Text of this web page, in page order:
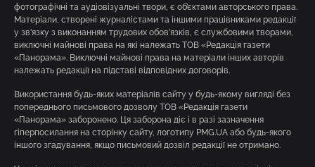
фотографічні та аудіовізуальні твори, є об’єктами авторського права.
Матеріали, створені журналістами та іншими працівниками редакції
у зв’язку з виконанням трудових обов’язків, є службовими творами,
виключні майнові права на які належать ТОВ «Редакція газети
«Панорама». Виключні майнові права на матеріали інших авторів
належать редакції на підставі відповідних договорів.
Використання будь-яких матеріалів сайту у будь-якому вигляді без
попереднього письмового дозволу ТОВ «Редакція газети
«Панорама» заборонено. Ця заборона діє і в разі зазначення
гіперпосилання на сторінку сайту, логотипу PMG.UA або будь-якого
іншого згадування, якщо письмовий дозвіл редакції не отримано.